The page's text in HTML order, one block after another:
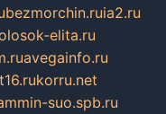
bezmorchin.ruia2.ru
elita.ru
avegainfo.ru
korru.net
suo.spb.ru